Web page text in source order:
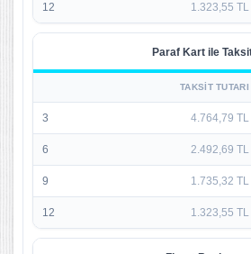
12 1.323,55 TL
Paraf Kart ile
TAKSIT TUTARI
3 4.764,79 TL
6 2.492,69 TL
9 1.735,32 TL
12 1.323,55 TL